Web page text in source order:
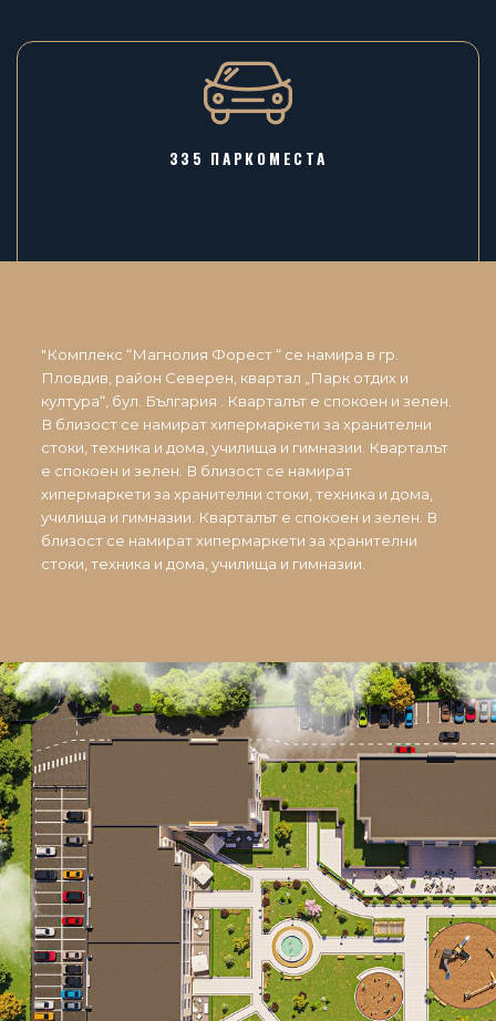
335 ПАРКОМЕСТА
"Комплекс “Магнолия Форест “ се намира в гр.
Пловдив, район Северен, квартал „Парк отдих и
култура“, бул. България . Кварталът е спокоен и зелен.
В близост се намират хипермаркети за хранителни
стоки, техника и дома, училища и гимназии. Кварталът
е спокоен и зелен. В близост се намират
хипермаркети за хранителни стоки, техника и дома,
училища и гимназии. Кварталът е спокоен и зелен. В
близост се намират хипермаркети за хранителни
стоки, техника и дома, училища и гимназии.